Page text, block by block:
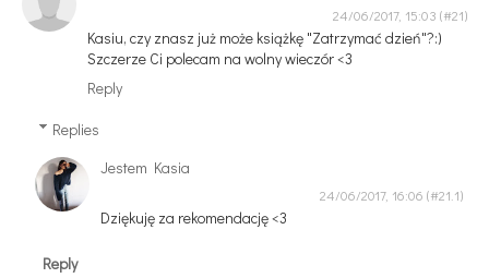
24/06/2017, 15:03
Kasiu, czy znasz już może książkę "Zatrzymać dzień"?:)
Szczerze Ci polecam na wolny wieczór <3
Reply
Replies
Jestem Kasia
24/06/2017, 16:06
Dziękuję za rekomendację <3
Reply